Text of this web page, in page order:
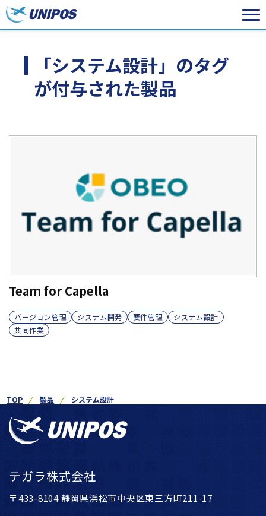
「システム設計」のタグ
が付与された製品
Team for Capella
バージョン管理 システム開発 要件管理
システム設計
共同作業
TOP 製品 システム設計
テガラ株式会社
〒433-8104 静岡県浜松市中央区東三方町211-17